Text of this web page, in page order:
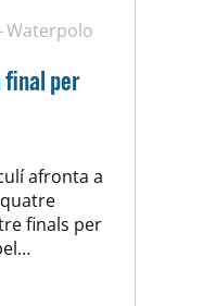
Waterpolo
final per
afronta a
finals per